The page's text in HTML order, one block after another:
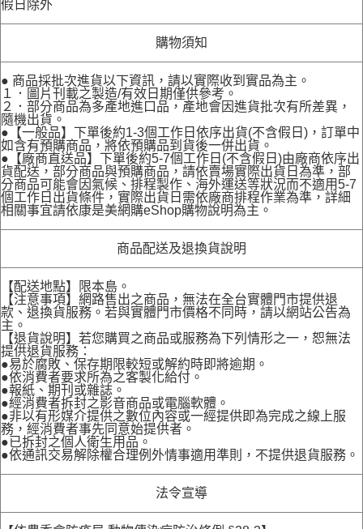
假日除外
購物須知
● 商品採批次進貨以下資訊，請以實際收到實品為主。
１．圖片刊載之製造/有效日期僅供參考。
２．部分商品為多產地進口品，產地會因進貨批次有所差異，
隨機出貨。
●【一般品】下單後約1-3個工作日依序出貨(不含假日)，訂單中
如含有預購商品，將依預購品到貨後一併出貨。
●【廠商直送品】下單後約5-7個工作日(不含假日)由廠商依序出
貨配送，部分商品與預購商品，請依賣場實際出貨日為準，部
分商品可能會因氣候、排程製作、海外運送等狀況而不適用5-7
個工作日出貨條件，實際出貨日需依廠商排程作業為準，詳細
相關事宜請依康是美網購eShop購物說明為主。
商品配送及退換貨說明
【配送地點】限本島。
【注意事項】網路售出之商品，無法在全台實體門市提供退
款、退換貨服務。若與實體門市價格不同時，請以網站公告為
主。
【退貨說明】若您購買之商品或服務為下列情形之一，恕無法
提供退貨服務：
●易於腐敗、保存期限較短或解約時即將逾期。
●依消費者要求所為之客製化給付。
●報紙、期刊或雜誌。
●經消費者拆封之影音商品或電腦軟體。
●非以有形媒介提供之數位內容或一經提供即為完成之線上服
務，經消費者事先同意始提供者。
●已拆封之個人衛生用品。
●依通訊交易解除權合理例外情事適用準則，不提供退貨服務。
法令宣導